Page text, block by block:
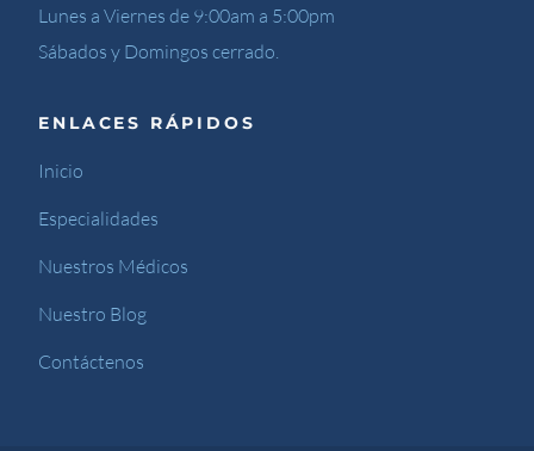
Lunes a Viernes de 9:00am a 5:00pm
Sábados y Domingos cerrado.
ENLACES RÁPIDOS
Inicio
Especialidades
Nuestros Médicos
Nuestro Blog
Contáctenos